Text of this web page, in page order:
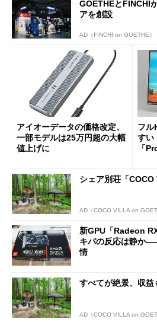
GOETHEとFINCHI
アを創設
AD（FINCHI on GOETHE）
アイオーデータの価格改定、
一部モデルは25万円超の大幅
値上げに
フル
すい
「
シェア別荘「
AD（COCO VILLA on
新GPU「Radeon
キバの反応は静か
情
すべてが絶景、収
AD（COCO VILLA on